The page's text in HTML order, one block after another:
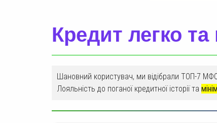
Кредит легко
Шановний користувач, ми відібрали ТОП-7
Лояльність до поганої кредитної історії та